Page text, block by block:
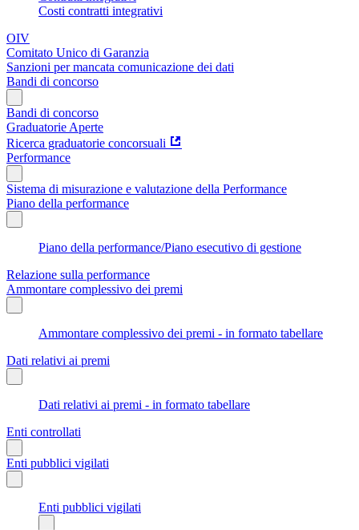
Costi contratti integrativi
OIV
Comitato Unico di Garanzia
Sanzioni per mancata comunicazione dei dati
Bandi di concorso
Bandi di concorso
Graduatorie Aperte
Ricerca graduatorie concorsuali
Performance
Sistema di misurazione e valutazione della Performance
Piano della performance
Piano della performance/Piano esecutivo di gestione
Relazione sulla performance
Ammontare complessivo dei premi
Ammontare complessivo dei premi - in formato tabellare
Dati relativi ai premi
Dati relativi ai premi - in formato tabellare
Enti controllati
Enti pubblici vigilati
Enti pubblici vigilati